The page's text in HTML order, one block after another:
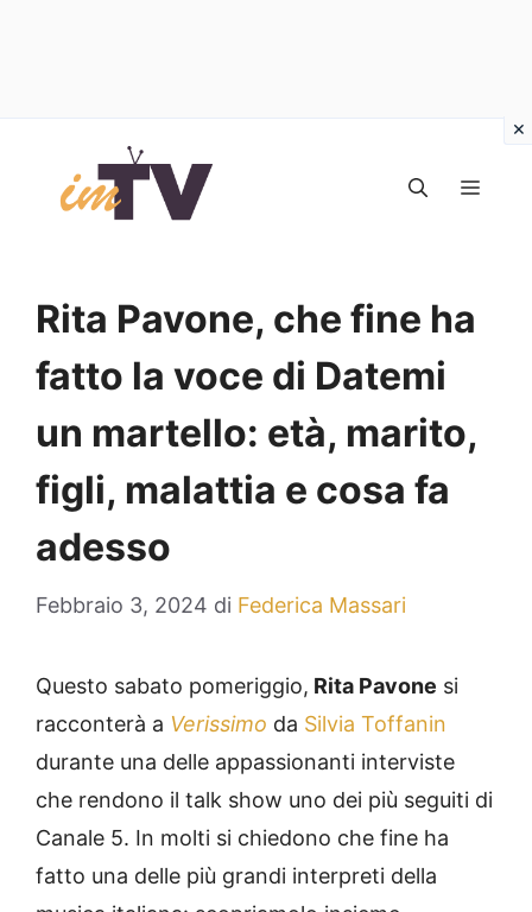
contenuto
Rita Pavone, che fine ha
fatto la voce di Datemi
un martello: età, marito,
figli, malattia e cosa fa
adesso
Febbraio 3, 2024 di Federica Massari
Questo sabato pomeriggio, Rita Pavone si
racconterà a Verissimo da Silvia Toffanin
durante una delle appassionanti interviste
che rendono il talk show uno dei più seguiti di
Canale 5. In molti si chiedono che fine ha
fatto una delle più grandi interpreti della